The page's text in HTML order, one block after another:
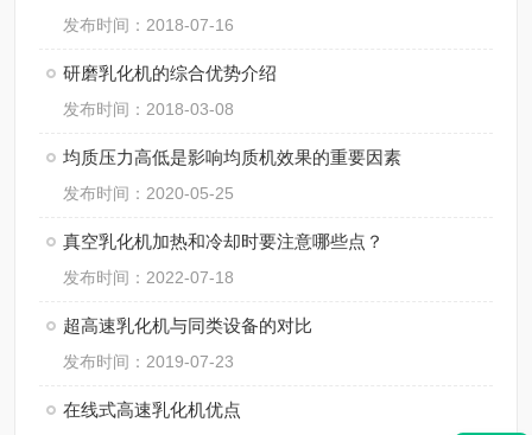
发布时间：2018-07-16
研磨乳化机的综合优势介绍
发布时间：2018-03-08
均质压力高低是影响均质机效果的重要因素
发布时间：2020-05-25
真空乳化机加热和冷却时要注意哪些点？
发布时间：2022-07-18
超高速乳化机与同类设备的对比
发布时间：2019-07-23
在线式高速乳化机优点